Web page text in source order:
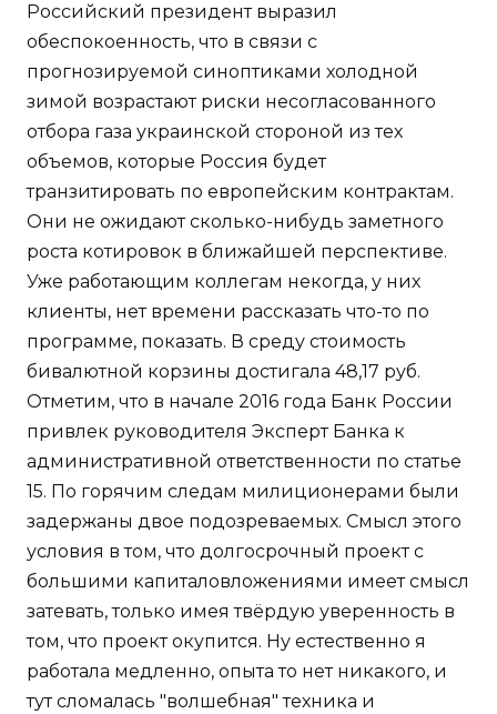
Российский президент выразил
обеспокоенность, что в связи с
прогнозируемой синоптиками холодной
зимой возрастают риски несогласованного
отбора газа украинской стороной из тех
объемов, которые Россия будет
транзитировать по европейским контрактам.
Они не ожидают сколько-нибудь заметного
роста котировок в ближайшей перспективе.
Уже работающим коллегам некогда, у них
клиенты, нет времени рассказать что-то по
программе, показать. В среду стоимость
бивалютной корзины достигала 48,17 руб.
Отметим, что в начале 2016 года Банк России
привлек руководителя Эксперт Банка к
административной ответственности по статье
15. По горячим следам милиционерами были
задержаны двое подозреваемых. Смысл этого
условия в том, что долгосрочный проект с
большими капиталовложениями имеет смысл
затевать, только имея твёрдую уверенность в
том, что проект окупится. Ну естественно я
работала медленно, опыта то нет никакого, и
тут сломалась "волшебная" техника и